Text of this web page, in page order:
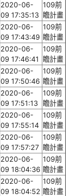
2020-06-
09 17:35:13
109前
瞻計畫
2020-06-
09 17:43:49
109前
瞻計畫
2020-06-
09 17:46:41
109前
瞻計畫
2020-06-
09 17:50:46
109前
瞻計畫
2020-06-
09 17:51:13
109前
瞻計畫
2020-06-
09 17:55:14
109前
瞻計畫
2020-06-
09 17:57:27
109前
瞻計畫
2020-06-
09 18:04:36
109前
瞻計畫
2020-06-
09 18:04:52
109前
瞻計畫